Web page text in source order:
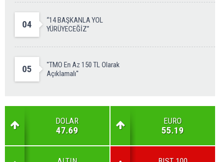
04
“14 BAŞKANLA YOL
YÜRÜYECEĞİZ”
05
''TMO En Az 150 TL Olarak
Açıklamalı''
DOLAR
47.69
EURO
55.19